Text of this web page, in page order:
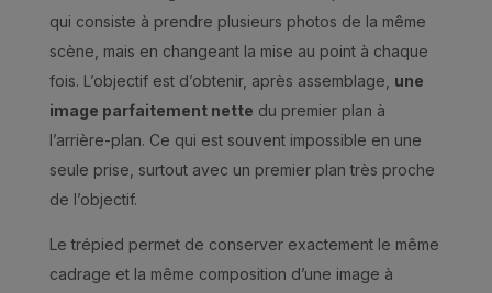
qui consiste à prendre plusieurs photos de la même
scène, mais en changeant la mise au point à chaque
fois. L’objectif est d’obtenir, après assemblage, une
image parfaitement nette du premier plan à
l’arrière-plan. Ce qui est souvent impossible en une
seule prise, surtout avec un premier plan très proche
de l’objectif.
Le trépied permet de conserver exactement le même
cadrage et la même composition d’une image à